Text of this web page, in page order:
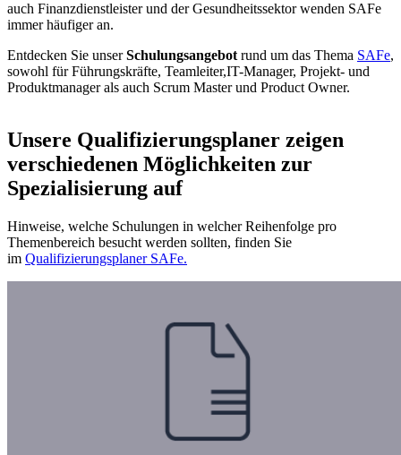
auch Finanzdienstleister und der Gesundheitssektor wenden SAFe
immer häufiger an.
Entdecken Sie unserSchulungsangebot rund um das Thema SAFe,
sowohl für Führungskräfte, Teamleiter,IT-Manager, Projekt- und
Produktmanager als auch Scrum Master und Product Owner.
Unsere Qualifizierungsplaner zeigen
verschiedenen Möglichkeiten zur
Spezialisierung auf
Hinweise, welche Schulungen in welcher Reihenfolge pro
Themenbereich besucht werden sollten, finden Sie
im Qualifizierungsplaner SAFe.